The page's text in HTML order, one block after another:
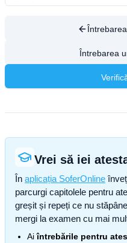
Întrebarea
Vrei să iei
În aplicația SoferOnline
parcurgi capitolele pentru
greșit și repeți ce nu
mergi la examen cu mai
Aiîntrebările pentru